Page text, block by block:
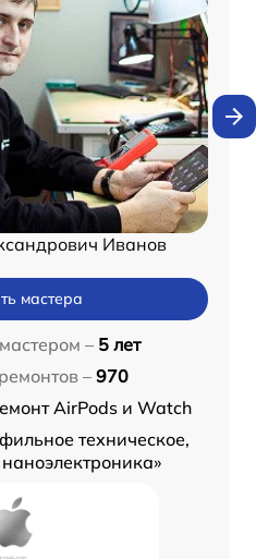
Иванов
мастера
– 5 лет
– 970
AirPods и Watch
техническое,